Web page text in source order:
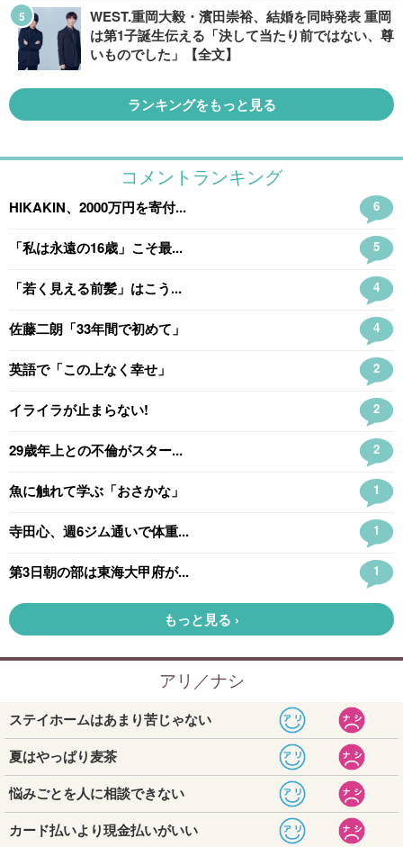
WEST.重岡大毅・濱田崇裕、結婚を同時発表 重岡
は第1子誕生伝える「決して当たり前ではない、尊
いものでした」【全文】
ランキングをもっと見る